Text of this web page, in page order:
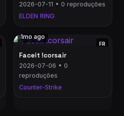
2026-07-11 • 0 reproduções
ELDEN RING
1mo ago
FR
Faceit !corsair
2026-07-06 • 0
reproduções
Counter-Strike